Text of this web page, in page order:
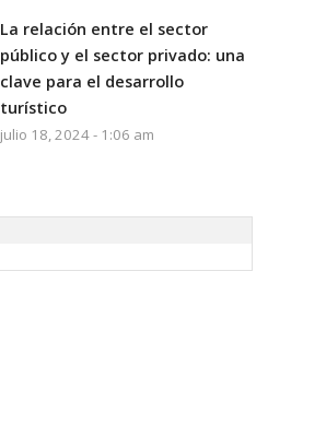
La relación entre el sector
público y el sector privado: una
clave para el desarrollo
turístico
julio 18, 2024 - 1:06 am